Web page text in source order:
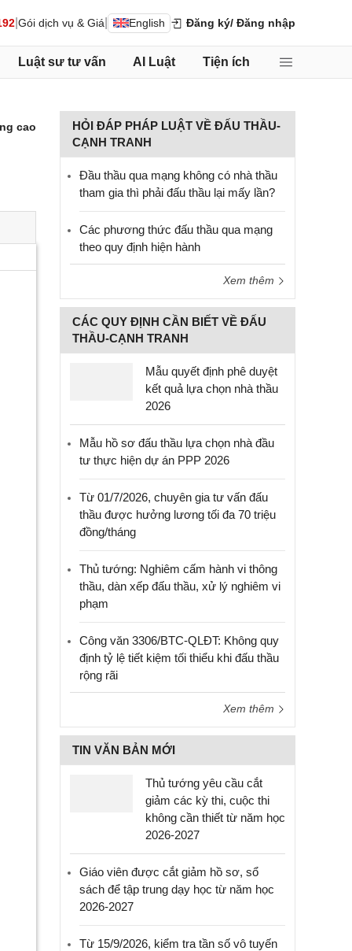
Gói dịch vụ & Giá English Đăng ký/ Đăng nhập
Luật sư tư vấn AI Luật Tiện ích
cao
HỎI ĐÁP PHÁP LUẬT VỀ ĐẤU THẦU-
CẠNH TRANH
Đầu thầu qua mạng không có nhà thầu
tham gia thì phải đấu thầu lại mấy lần?
Các phương thức đấu thầu qua mạng
theo quy định hiện hành
Xem thêm
CÁC QUY ĐỊNH CẦN BIẾT VỀ ĐẤU
THẦU-CẠNH TRANH
Mẫu quyết định phê duyệt
kết quả lựa chọn nhà thầu
2026
Mẫu hồ sơ đấu thầu lựa chọn nhà đầu
tư thực hiện dự án PPP 2026
Từ 01/7/2026, chuyên gia tư vấn đấu
thầu được hưởng lương tối đa 70 triệu
đồng/tháng
Thủ tướng: Nghiêm cấm hành vi thông
thầu, dàn xếp đấu thầu, xử lý nghiêm vi
phạm
Công văn 3306/BTC-QLĐT: Không quy
định tỷ lệ tiết kiệm tối thiểu khi đấu thầu
rộng rãi
Xem thêm
TIN VĂN BẢN MỚI
Thủ tướng yêu cầu cắt
giảm các kỳ thi, cuộc thi
không cần thiết từ năm học
2026-2027
Giáo viên được cắt giảm hồ sơ, sổ
sách để tập trung dạy học từ năm học
2026-2027
Từ 15/9/2026, kiểm tra tần số vô tuyến